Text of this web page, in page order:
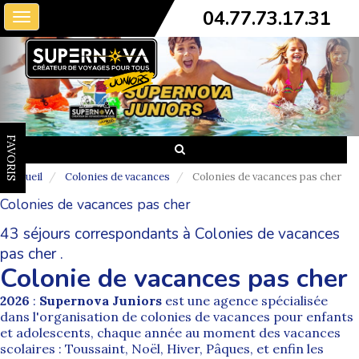
Toggle
navigation
04.77.73.17.31
FAVORIS
Accueil Colonies de vacances Colonies de vacances pas cher
Colonies de vacances pas cher
43 séjours correspondants à Colonies de vacances
pas cher .
Colonie de vacances pas cher
2026 : Supernova Juniors est une agence spécialisée
dans l'organisation de colonies de vacances pour enfants
et adolescents, chaque année au moment des vacances
scolaires : Toussaint, Noël, Hiver, Pâques, et enfin les